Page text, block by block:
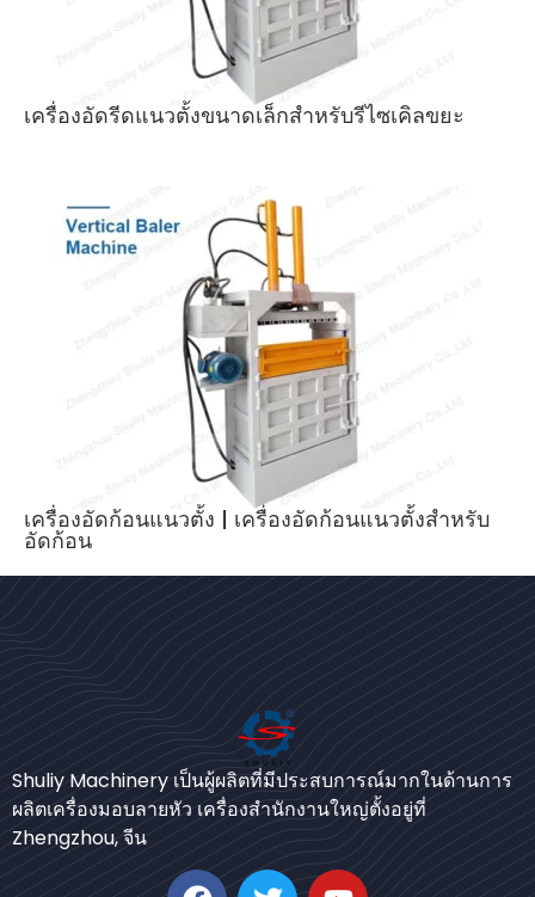
เครื่องอัดรีดแนวตั้งขนาดเล็กสำหรับรีไซเคิลขยะ
เครื่องอัดก้อนแนวตั้ง | เครื่องอัดก้อนแนวตั้งสำหรับ
อัดก้อน
Shuliy Machinery เป็นผู้ผลิตที่มีประสบการณ์มากในด้านการ
ผลิตเครื่องมอบลายหัว เครื่องสำนักงานใหญ่ตั้งอยู่ที่
Zhengzhou, จีน
Korean
Urdu